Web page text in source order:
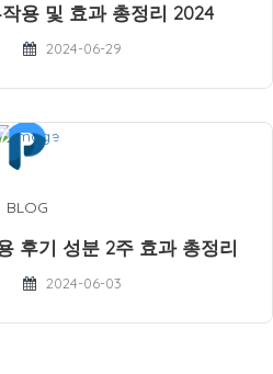
용 및 효과 총정리 2024
2024-06-29
BLOG
후기 성분 2주 효과 총정리
2024-06-03